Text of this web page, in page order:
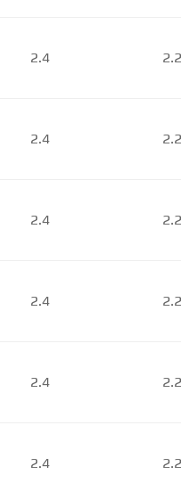
2.4
2.4
2.4
2.4
2.4
2.4